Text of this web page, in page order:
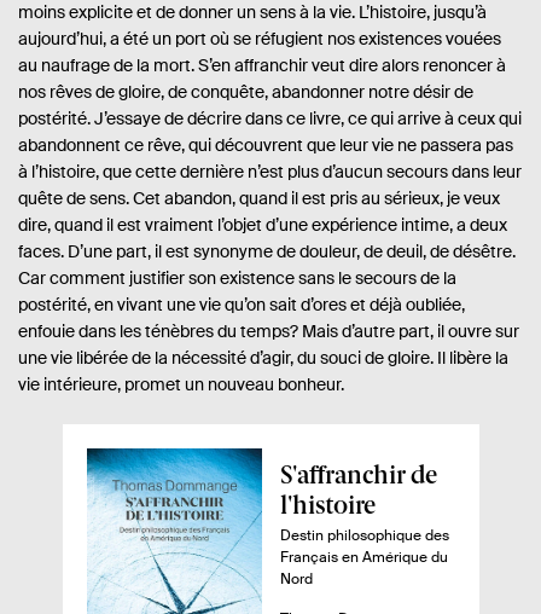
moins explicite et de donner un sens à la vie. L’histoire, jusqu’à
aujourd’hui, a été un port où se réfugient nos existences vouées
au naufrage de la mort. S’en affranchir veut dire alors renoncer à
nos rêves de gloire, de conquête, abandonner notre désir de
postérité. J’essaye de décrire dans ce livre, ce qui arrive à ceux qui
abandonnent ce rêve, qui découvrent que leur vie ne passera pas
à l’histoire, que cette dernière n’est plus d’aucun secours dans leur
quête de sens. Cet abandon, quand il est pris au sérieux, je veux
dire, quand il est vraiment l’objet d’une expérience intime, a deux
faces. D’une part, il est synonyme de douleur, de deuil, de désêtre.
Car comment justifier son existence sans le secours de la
postérité, en vivant une vie qu’on sait d’ores et déjà oubliée,
enfouie dans les ténèbres du temps? Mais d’autre part, il ouvre sur
une vie libérée de la nécessité d’agir, du souci de gloire. Il libère la
vie intérieure, promet un nouveau bonheur.
A
p
e
r
S'affranchir de
l'histoire
Destin philosophique des
Français en Amérique du
Nord